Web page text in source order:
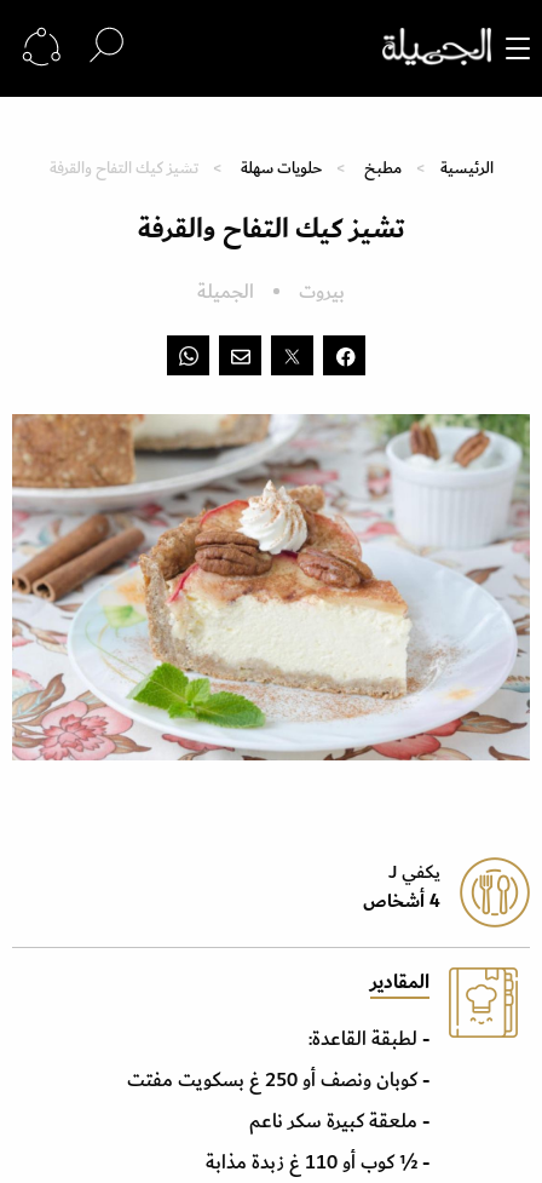
الرئيسية مطبخ حلويات سهلة تشيز كيك التفاح والقرفة
تشيز كيك التفاح والقرفة
بيروت الجميلة
يكفي J
4 أشخاص
المقادير
- لطبقة القاعدة:
- كوبان ونصف أو 250 غ بسكويت مفتت
- ملعقة كبيرة سكر ناعم
- ½ كوب أو 110 غ زبدة مذابة